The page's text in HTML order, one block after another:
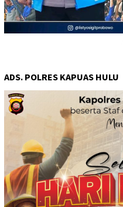
ADS. POLRES KAPUAS HULU